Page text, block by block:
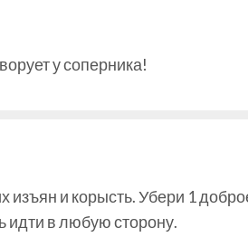
у соперника!
изъян и корысть. Убери 1
идти в любую сторону.